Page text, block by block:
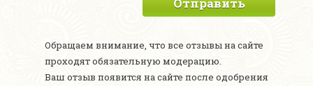
Отправить
Обращаем внимание, что все отзывы на сайте
проходят обязательную модерацию.
Ваш отзыв появится на сайте после одобрения